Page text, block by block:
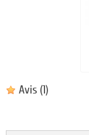
Avis (1)